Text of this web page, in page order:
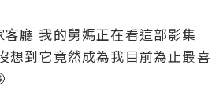
客廳 我的舅媽正在看這部影集
想到它竟然成為我目前為止最喜